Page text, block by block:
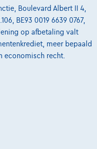
Boulevard Albert II 4,
BE93 0019 6639 0767,
op afbetaling valt
meer bepaald
economisch recht.